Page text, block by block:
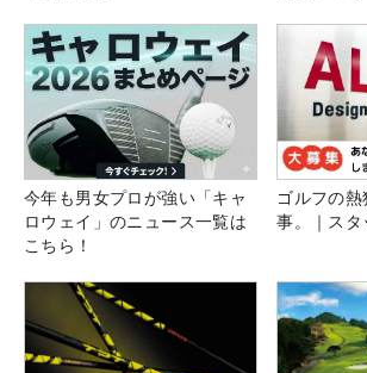
今年も男女プロが強い「キャ
ロウェイ」のニュース一覧は
こちら！
ゴルフの
事。｜ス